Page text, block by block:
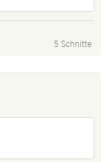
5 Schnitte